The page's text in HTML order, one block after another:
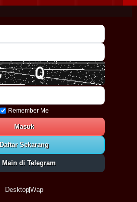
Remember Me
Masuk
Daftar Sekarang
Main di Telegram
DesktopWap